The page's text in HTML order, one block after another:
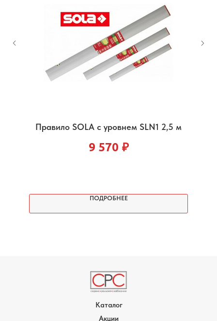
Правило SOLA с уровнем SLN1 2,5 м
9 570 ₽
ПОДРОБНЕЕ
Каталог
Акции